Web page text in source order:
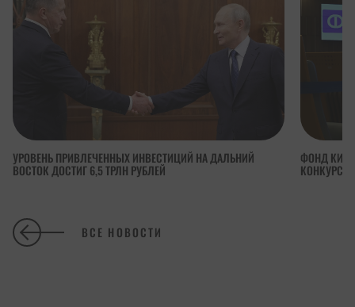
УРОВЕНЬ ПРИВЛЕЧЕННЫХ ИНВЕСТИЦИЙ НА ДАЛЬНИЙ
ВОСТОК ДОСТИГ 6,5 ТРЛН РУБЛЕЙ
ФОНД
ВСЕ НОВОСТИ